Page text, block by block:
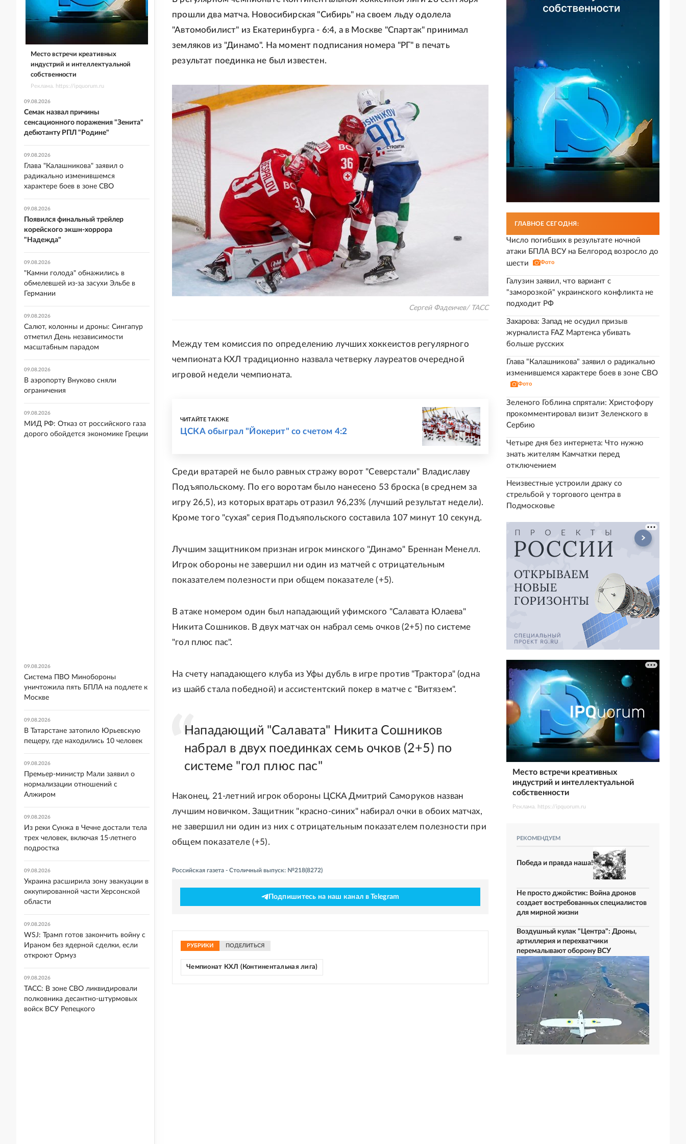
прошли два матча. Новосибирская "Сибирь" на своем льду одолела
"Автомобилист" из Екатеринбурга - 6:4, а в Москве "Спартак" принимал
земляков из "Динамо". На момент подписания номера "РГ" в печать
результат поединка не был известен.
Сергей Фадеичев/ ТАСС
Между тем комиссия по определению лучших хоккеистов регулярного
чемпионата КХЛ традиционно назвала четверку лауреатов очередной
игровой недели чемпионата.
ЧИТАЙТЕ ТАКЖЕ
ЦСКА обыграл "Йокерит" со счетом 4:2
Среди вратарей не было равных стражу ворот "Северстали" Владиславу
Подъяпольскому. По его воротам было нанесено 53 броска (в среднем за
игру 26,5), из которых вратарь отразил 96,23% (лучший результат недели).
Кроме того "сухая" серия Подъяпольского составила 107 минут 10 секунд.
Лучшим защитником признан игрок минского "Динамо" Бреннан Менелл.
Игрок обороны не завершил ни один из матчей с отрицательным
показателем полезности при общем показателе (+5).
В атаке номером один был нападающий уфимского "Салавата Юлаева"
Никита Сошников. В двух матчах он набрал семь очков (2+5) по системе
"гол плюс пас".
На счету нападающего клуба из Уфы дубль в игре против "Трактора" (одна
из шайб стала победной) и ассистентский покер в матче с "Витязем".
Нападающий "Салавата" Никита Сошников
набрал в двух поединках семь очков (2+5) по
системе "гол плюс пас"
Наконец, 21-летний игрок обороны ЦСКА Дмитрий Саморуков назван
лучшим новичком. Защитник "красно-синих" набирал очки в обоих матчах,
не завершил ни один из них с отрицательным показателем полезности при
общем показателе (+5).
Российская газета - Столичный выпуск: №218(8272)
Подпишитесь на наш канал в Telegram
РУБРИКИ ПОДЕЛИТЬСЯ
Чемпионат КХЛ (Континентальная лига)
ГЛАВНОЕ СЕГОДНЯ:
Число погибших в результате ночной
атаки БПЛА ВСУ на Белгород возросло до
шести
Фото
Галузин заявил, что вариант с
"заморозкой" украинского конфликта не
подходит РФ
Захарова: Запад не осудил призыв
журналиста FAZ Мартенса убивать
больше русских
Глава "Калашникова" заявил о радикально
изменившемся характере боев в зоне СВО
Фото
Зеленого Гоблина спрятали: Христофору
прокомментировал визит Зеленского в
Сербию
Четыре дня без интернета: Что нужно
знать жителям Камчатки перед
отключением
Неизвестные устроили драку со
стрельбой у торгового центра в
Подмосковье
Место встречи креативных
индустрий и интеллектуальной
собственности
Реклама. https://ipquorum.ru
РЕКОМЕНДУЕМ
Победа и правда наша!
Не просто джойстик: Война дронов
создает востребованных специалистов
для мирной жизни
Воздушный кулак "Центра": Дроны,
артиллерия и перехватчики
перемалывают оборону ВСУ
Место встречи креативных
индустрий и интеллектуальной
собственности
Реклама. https://ipquorum.ru
09.08.2026
Семак назвал причины
сенсационного поражения "Зенита"
дебютанту РПЛ "Родине"
09.08.2026
Глава "Калашникова" заявил о
радикально изменившемся
характере боев в зоне СВО
09.08.2026
Появился финальный трейлер
корейского экшн-хоррора
"Надежда"
09.08.2026
"Камни голода" обнажились в
обмелевшей из-за засухи Эльбе в
Германии
09.08.2026
Салют, колонны и дроны: Сингапур
отметил День независимости
масштабным парадом
09.08.2026
В аэропорту Внуково сняли
ограничения
09.08.2026
МИД РФ: Отказ от российского газа
дорого обойдется экономике Греции
09.08.2026
Система ПВО Минобороны
уничтожила пять БПЛА на подлете к
Москве
09.08.2026
В Татарстане затопило Юрьевскую
пещеру, где находились 10 человек
09.08.2026
Премьер-министр Мали заявил о
нормализации отношений с
Алжиром
09.08.2026
Из реки Сунжа в Чечне достали тела
трех человек, включая 15-летнего
подростка
09.08.2026
Украина расширила зону эвакуации в
оккупированной части Херсонской
области
09.08.2026
WSJ: Трамп готов закончить войну с
Ираном без ядерной сделки, если
откроют Ормуз
09.08.2026
ТАСС: В зоне СВО ликвидировали
полковника десантно-штурмовых
войск ВСУ Репецкого